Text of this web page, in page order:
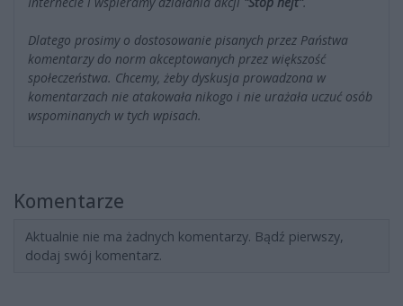
Dlatego prosimy o dostosowanie pisanych przez Państwa
komentarzy do norm akceptowanych przez większość
społeczeństwa. Chcemy, żeby dyskusja prowadzona w
komentarzach nie atakowała nikogo i nie urażała uczuć osób
wspominanych w tych wpisach.
Komentarze
Aktualnie nie ma żadnych komentarzy. Bądź pierwszy,
dodaj swój komentarz.